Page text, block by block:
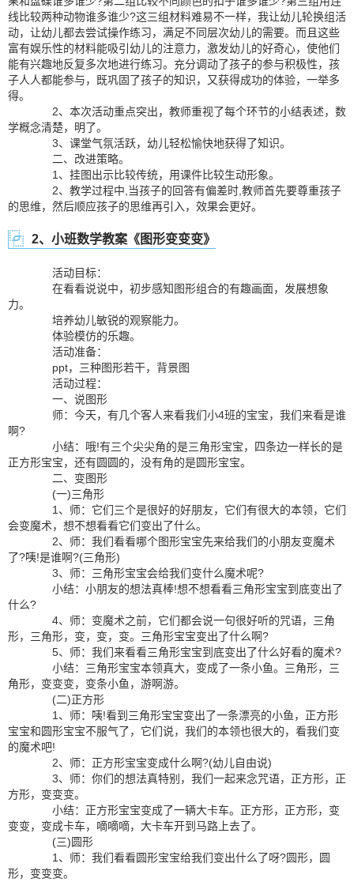
线比较两种动物谁多谁少?这三组材料难易不一样，我让幼儿轮换组活
动，让幼儿都去尝试操作练习，满足不同层次幼儿的需要。而且这些
富有娱乐性的材料能吸引幼儿的注意力，激发幼儿的好奇心，使他们
能有兴趣地反复多次地进行练习。充分调动了孩子的参与积极性，孩
子人人都能参与，既巩固了孩子的知识，又获得成功的体验，一举多
得。
2、本次活动重点突出，教师重视了每个环节的小结表述，数
学概念清楚，明了。
3、课堂气氛活跃，幼儿轻松愉快地获得了知识。
二、改进策略。
1、挂图出示比较传统，用课件比较生动形象。
2、教学过程中,当孩子的回答有偏差时,教师首先要尊重孩子
的思维，然后顺应孩子的思维再引入，效果会更好。
2、小班数学教案《图形变变变》
活动目标：
在看看说说中，初步感知图形组合的有趣画面，发展想象
力。
培养幼儿敏锐的观察能力。
体验模仿的乐趣。
活动准备：
ppt，三种图形若干，背景图
活动过程：
一、说图形
师：今天，有几个客人来看我们小4班的宝宝，我们来看是谁
啊?
小结：哦!有三个尖尖角的是三角形宝宝，四条边一样长的是
正方形宝宝，还有圆圆的，没有角的是圆形宝宝。
二、变图形
(一)三角形
1、师：它们三个是很好的好朋友，它们有很大的本领，它们
会变魔术，想不想看看它们变出了什么。
2、师：我们看看哪个图形宝宝先来给我们的小朋友变魔术
了?咦!是谁啊?(三角形)
3、师：三角形宝宝会给我们变什么魔术呢?
小结：小朋友的想法真棒!想不想看看三角形宝宝到底变出了
什么?
4、师：变魔术之前，它们都会说一句很好听的咒语，三角
形，三角形，变，变，变。三角形宝宝变出了什么啊?
5、师：我们来看看三角形宝宝到底变出了什么好看的魔术?
小结：三角形宝宝本领真大，变成了一条小鱼。三角形，三
角形，变变变，变条小鱼，游啊游。
(二)正方形
1、师：咦!看到三角形宝宝变出了一条漂亮的小鱼，正方形
宝宝和圆形宝宝不服气了，它们说，我们的本领也很大的，看我们变
的魔术吧!
2、师：正方形宝宝变成什么啊?(幼儿自由说)
3、师：你们的想法真特别，我们一起来念咒语，正方形，正
方形，变变变。
小结：正方形宝宝变成了一辆大卡车。正方形，正方形，变
变变，变成卡车，嘀嘀嘀，大卡车开到马路上去了。
(三)圆形
1、师：我们看看圆形宝宝给我们变出什么了呀?圆形，圆
形，变变变。